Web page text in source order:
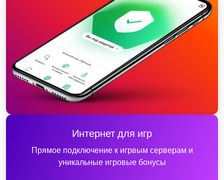
Интернет для игр
Прямое подключение к игрвым серверам и
уникальные игровые бонусы